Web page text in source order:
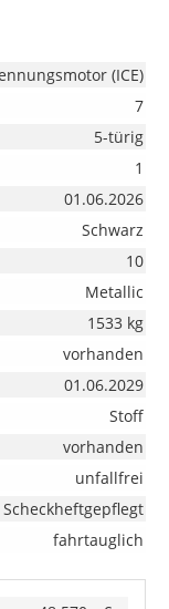
(ICE)
7
5-türig
1
01.06.2026
Schwarz
10
Metallic
1533 kg
vorhanden
01.06.2029
Stoff
vorhanden
unfallfrei
Scheckheftgepflegt
fahrtauglich